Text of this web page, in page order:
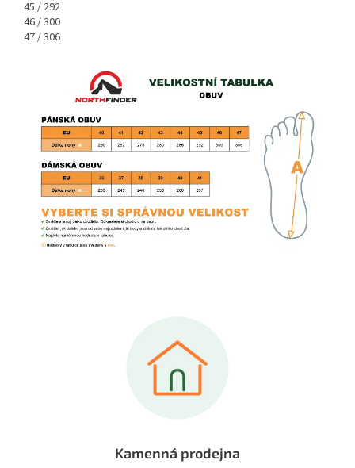
45 / 292
46 / 300
47 / 306
Kamenná prodejna